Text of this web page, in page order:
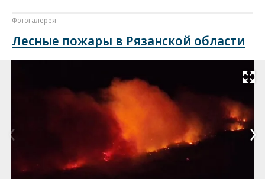
Фотогалерея
Лесные пожары в Рязанской области
Развернуть